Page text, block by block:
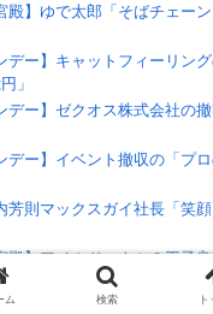
殿】ゆで太郎「そばチェー
デー】キャットフィーリン
」
デー】ゼクオス株式会社の
デー】イベント撤収の「プ
芳則マックスガイ社長「笑
殿】アイムドーナツ？平子
デー】印刷業界で「12年連続
ム 検索